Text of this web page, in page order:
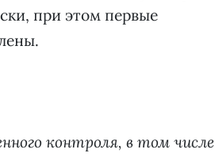
при этом первые
контроля, в том числе